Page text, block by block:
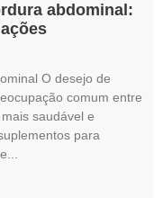
abdominal:
O desejo de
comum entre
saudável e
para